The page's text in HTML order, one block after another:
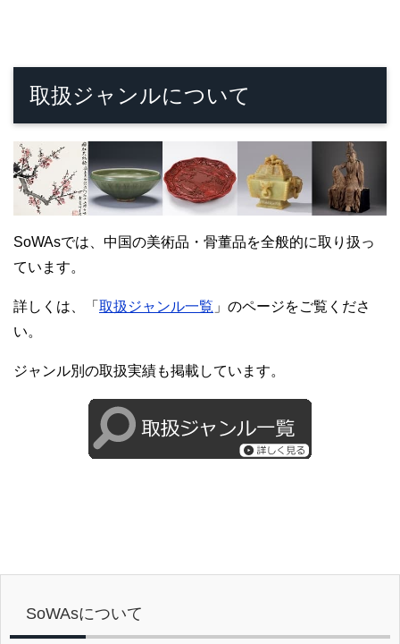
取扱ジャンルについて
SoWAsでは、中国の美術品・骨董品を全般的に取り扱っ
ています。
詳しくは、「 取扱ジャンル一覧 」のページをご覧くださ
い。
ジャンル別の取扱実績も掲載しています。
SoWAsについて